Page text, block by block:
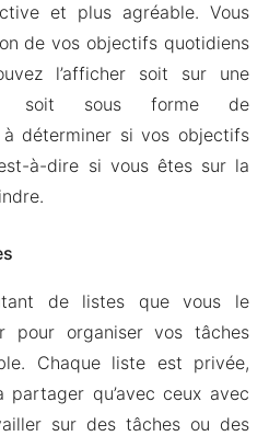
et plus agréable. Vous
de vos objectifs quotidiens
l’afficher soit sur une
soit sous forme de
déterminer si vos objectifs
à-dire si vous êtes sur la
de listes que vous le
pour organiser vos tâches
Chaque liste est privée,
qu’avec ceux avec
sur des tâches ou des